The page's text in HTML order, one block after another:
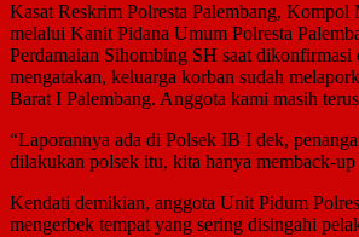
Kasat Reskrim Polresta Palembang, Kompol
melalui Kanit Pidana Umum Polresta
Perdamaian Sihombing SH saat dikonfirmasi
mengatakan, keluarga korban sudah
Barat I Palembang. Anggota kami masih
“Laporannya ada di Polsek IB I dek,
dilakukan polsek itu, kita hanya memback-up
Kendati demikian, anggota Unit Pidum
mengerbek tempat yang sering disingahi